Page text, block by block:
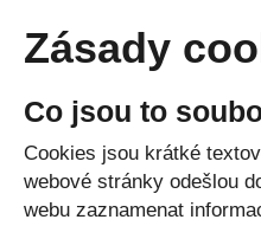
Zásady
Co jsou to
Cookies jsou krátké
webové stránky odešlou
webu zaznamenat